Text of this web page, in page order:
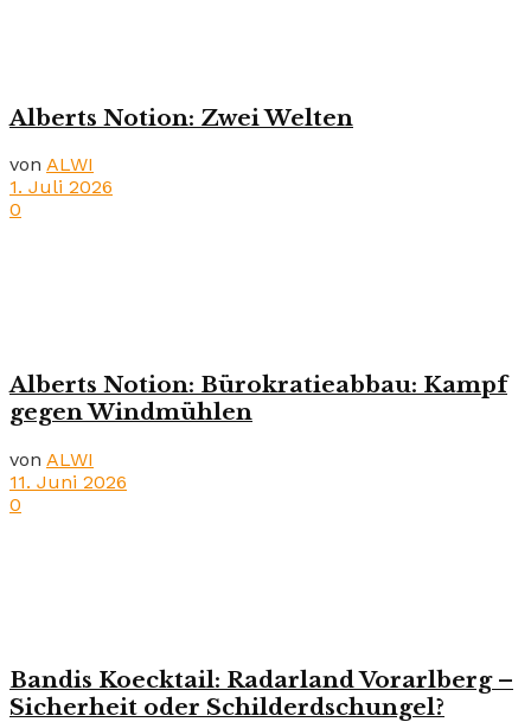
Alberts Notion: Zwei Welten
von ALWI
1. Juli 2026
0
Alberts Notion: Bürokratieabbau: Kampf
gegen Windmühlen
von ALWI
11. Juni 2026
0
Bandis Koecktail: Radarland Vorarlberg –
Sicherheit oder Schilderdschungel?